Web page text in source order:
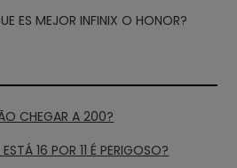
ES MEJOR INFINIX O HONOR?
CHEGAR A 200?
16 POR 11 É PERIGOSO?